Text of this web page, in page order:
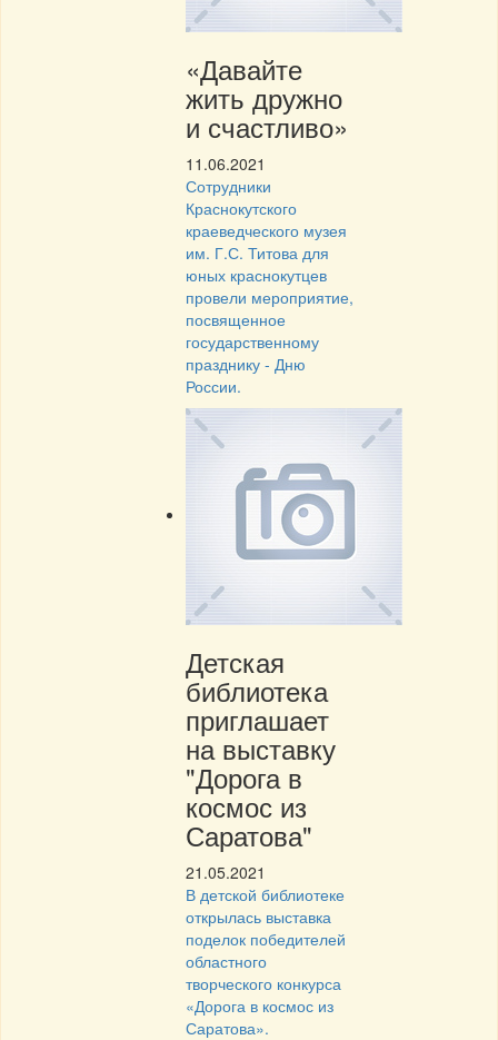
«Давайте
жить дружно
и счастливо»
11.06.2021
Сотрудники
Краснокутского
краеведческого музея
им. Г.С. Титова для
юных краснокутцев
провели мероприятие,
посвященное
государственному
празднику - Дню
России.
Детская
библиотека
приглашает
на выставку
"Дорога в
космос из
Саратова"
21.05.2021
В детской библиотеке
открылась выставка
поделок победителей
областного
творческого конкурса
«Дорога в космос из
Саратова».